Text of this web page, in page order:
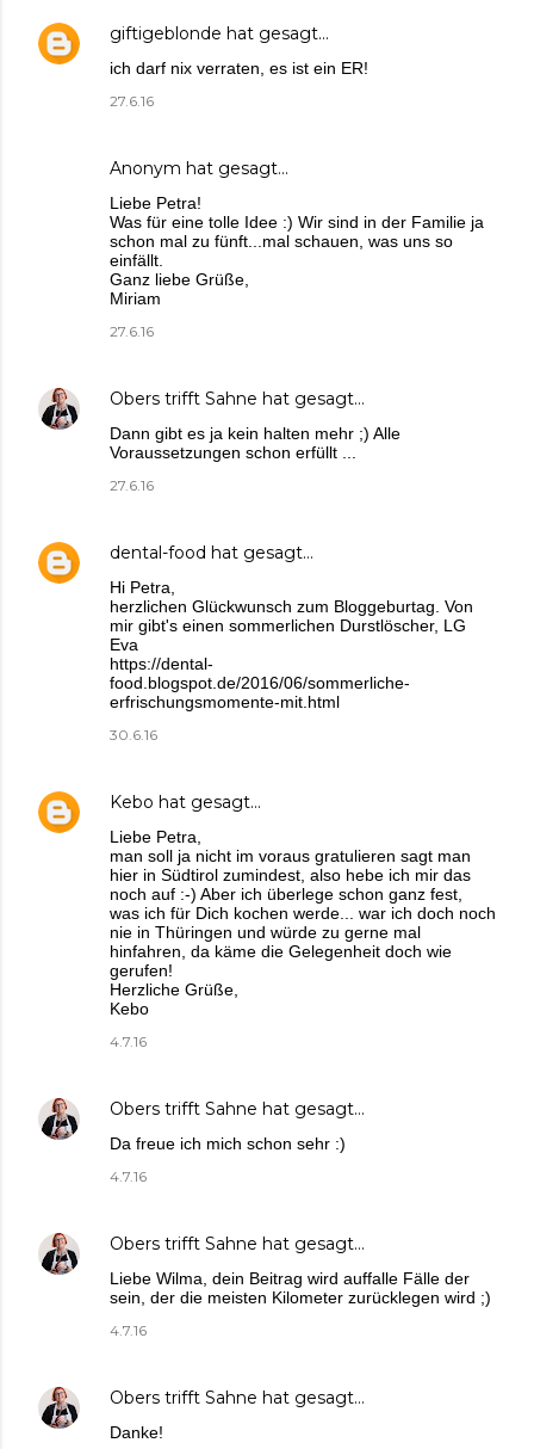
giftigeblonde hat gesagt…
ich darf nix verraten, es ist ein ER!
27.6.16
Anonym hat gesagt…
Liebe Petra!
Was für eine tolle Idee :) Wir sind in der Familie ja
schon mal zu fünft...mal schauen, was uns so
einfällt.
Ganz liebe Grüße,
Miriam
27.6.16
Obers trifft Sahne hat gesagt…
Dann gibt es ja kein halten mehr ;) Alle
Voraussetzungen schon erfüllt ...
27.6.16
dental-food hat gesagt…
Hi Petra,
herzlichen Glückwunsch zum Bloggeburtag. Von
mir gibt's einen sommerlichen Durstlöscher, LG
Eva
https://dental-
food.blogspot.de/2016/06/sommerliche-
erfrischungsmomente-mit.html
30.6.16
Kebo hat gesagt…
Liebe Petra,
man soll ja nicht im voraus gratulieren sagt man
hier in Südtirol zumindest, also hebe ich mir das
noch auf :-) Aber ich überlege schon ganz fest,
was ich für Dich kochen werde... war ich doch noch
nie in Thüringen und würde zu gerne mal
hinfahren, da käme die Gelegenheit doch wie
gerufen!
Herzliche Grüße,
Kebo
4.7.16
Obers trifft Sahne hat gesagt…
Da freue ich mich schon sehr :)
4.7.16
Obers trifft Sahne hat gesagt…
Liebe Wilma, dein Beitrag wird auffalle Fälle der
sein, der die meisten Kilometer zurücklegen wird ;)
4.7.16
Obers trifft Sahne hat gesagt…
Danke!